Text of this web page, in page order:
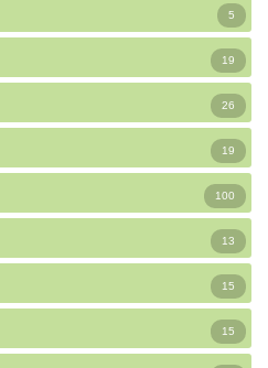
5
19
26
19
100
13
15
15